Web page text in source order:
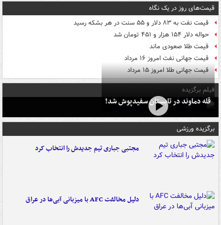
قیمت‌های روز در یک نگاه
قیمت نفت به ۸۳ دلار و ۵۵ سنت در هر بشکه رسید
حواله دلار ۱۵۴ هزار و ۴۵۱ تومان شد
قیمت طلا صعودی ماند
قیمت جهانی نفت امروز ۱۶ مرداد
قیمت جهانی طلا امروز ۱۵ مرداد
فیلم برگزیده
قله دماوند در تابستان سفیدپوش شد!
برگزیده ورزشی
مجتبی جباری تیم جدیدش را انتخاب کرد
دلیل مخالفت AFC با میزبانی آبی‌ها در عراق